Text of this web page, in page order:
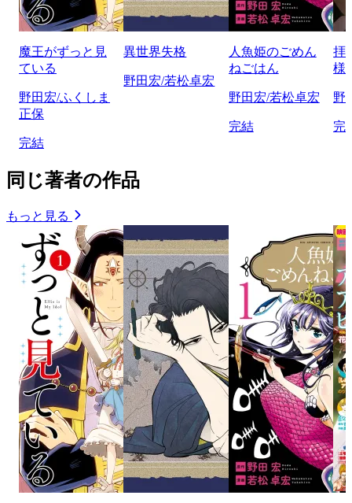
魔王がずっと見
ている
野田宏/ふくしま
正保
完結
異世界失格
野田宏/若松卓宏
人魚姫のごめん
ねごはん
野田宏/若松卓宏
完結
拝
様
野
完
同じ著者の作品
もっと見る